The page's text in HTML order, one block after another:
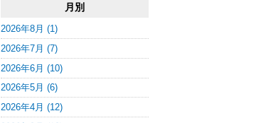
月別
2026年8月 (1)
2026年7月 (7)
2026年6月 (10)
2026年5月 (6)
2026年4月 (12)